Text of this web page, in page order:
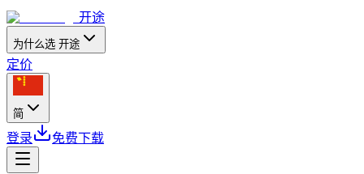
开途
为什么选 开途
定价
简
登录 免费下载